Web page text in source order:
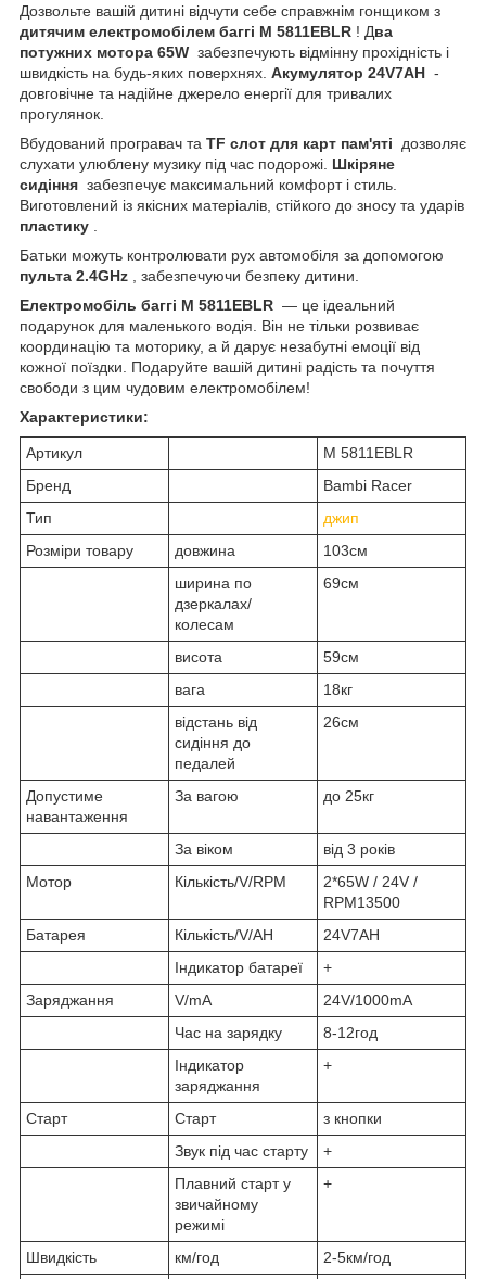
Дозвольте вашій дитині відчути себе справжнім гонщиком з
дитячим електромобілем баггі M 5811EBLR ! Два
потужних мотора 65W забезпечують відмінну прохідність і
швидкість на будь-яких поверхнях. Акумулятор 24V7AH -
довговічне та надійне джерело енергії для тривалих
прогулянок.
Вбудований програвач та TF слот для карт пам'яті дозволяє
слухати улюблену музику під час подорожі. Шкіряне
сидіння забезпечує максимальний комфорт і стиль.
Виготовлений із якісних матеріалів, стійкого до зносу та ударів
пластику
Батьки можуть контролювати рух автомобіля за допомогою
пульта 2.4GHz , забезпечуючи безпеку дитини.
Електромобіль баггі M 5811EBLR — це ідеальний
подарунок для маленького водія. Він не тільки розвиває
координацію та моторику, а й дарує незабутні емоції від
кожної поїздки. Подаруйте вашій дитині радість та почуття
свободи з цим чудовим електромобілем!
Характеристики:
Артикул
M 5811EBLR
Бренд
Bambi Racer
Тип
джип
Розміри товару
довжина
103см
ширина по
дзеркалах/
колесам
69см
висота
59см
вага
18кг
відстань від
сидіння до
педалей
26см
Допустиме
навантаження
За вагою до 25кг
За віком
від 3 років
Мотор
Кількість/V/RPM
2*65W / 24V /
RPM13500
Батарея
Кількість/V/AH
24V7AH
Індикатор батареї
+
Заряджання
V/mA
24V/1000mA
Час на зарядку
8-12год
Індикатор
заряджання
+
Старт Старт
з кнопки
Звук під час старту
+
Плавний старт у
звичайному
режимі
+
Швидкість км/год 2-5км/год